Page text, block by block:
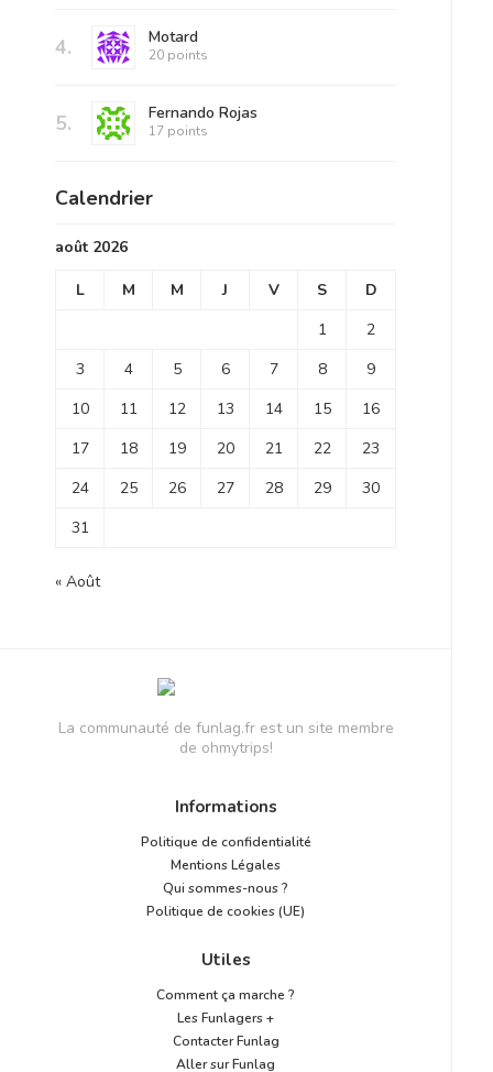
4. Motard
20 points
5. Fernando Rojas
17 points
Calendrier
août 2026
L M M J V S
D
1
2
3
4 5 6 7 8
9
10
11 12 13 14 15
16
17
18 19 20 21 22
23
24
25 26 27 28 29
30
31
« Août
La communauté de funlag.fr est un site membre
de ohmytrips!
Informations
Politique de confidentialité
Mentions Légales
Qui sommes-nous ?
Politique de cookies (UE)
Utiles
Comment ça marche ?
Les Funlagers +
Contacter Funlag
Aller sur Funlag